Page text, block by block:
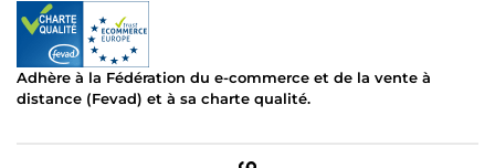
Adhère à la Fédération du e-commerce et de la vente à
distance (Fevad) et à sa charte qualité.